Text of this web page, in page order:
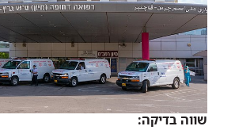
שווה בדיקה: